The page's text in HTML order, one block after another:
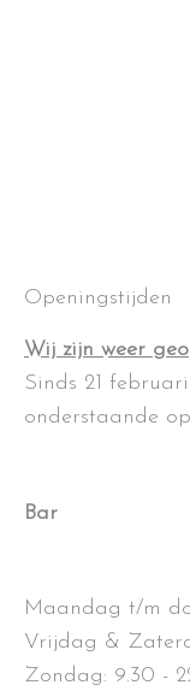
Openingstijden
Wij zijn weer
Sinds 21
onderstaande
Bar
Maandag t/m
Vrijdag &
Zondag: 9.30 -